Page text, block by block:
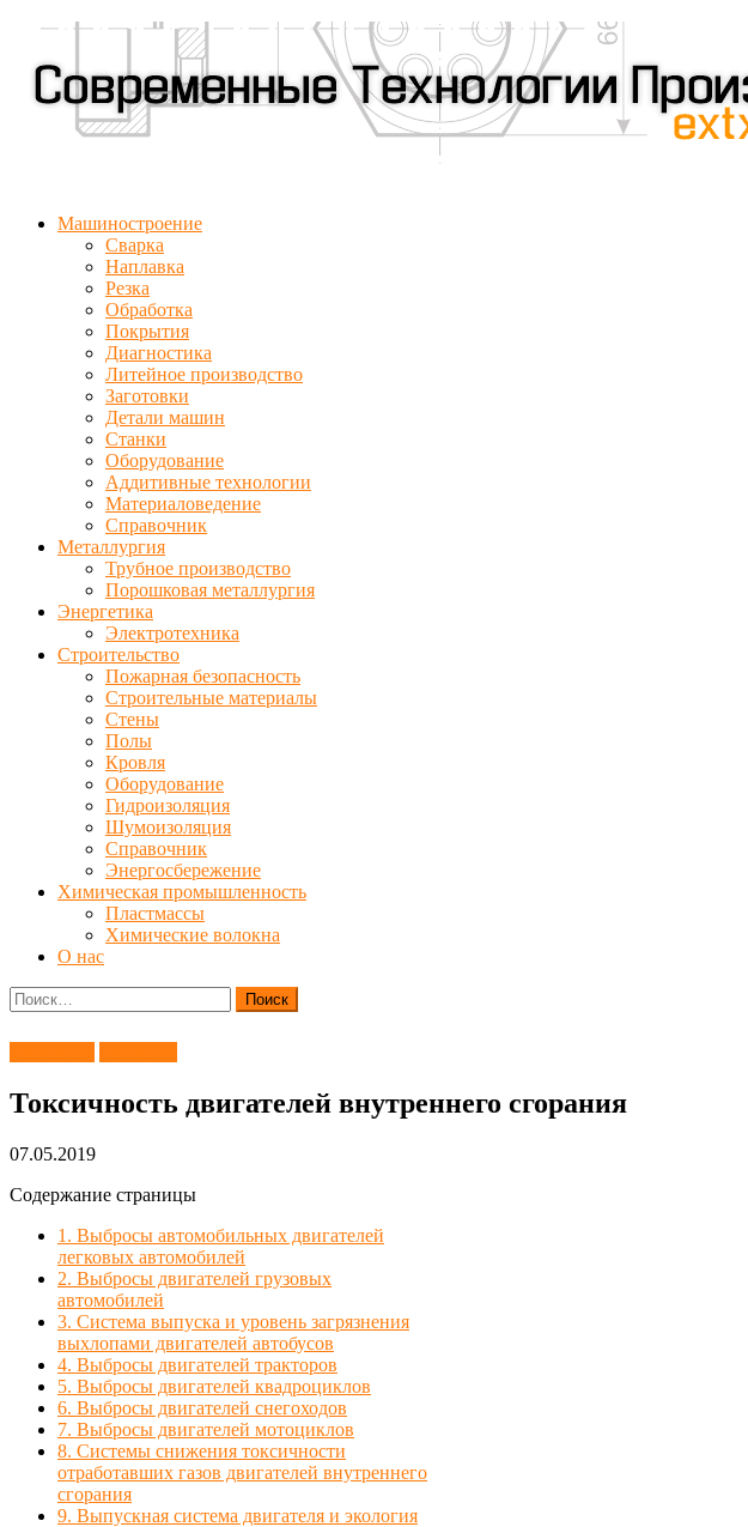
Машиностроение
Сварка
Наплавка
Резка
Обработка
Покрытия
Диагностика
Литейное производство
Заготовки
Детали машин
Станки
Оборудование
Аддитивные технологии
Материаловедение
Справочник
Металлургия
Трубное производство
Порошковая металлургия
Энергетика
Электротехника
Строительство
Пожарная безопасность
Строительные материалы
Стены
Полы
Кровля
Оборудование
Гидроизоляция
Шумоизоляция
Справочник
Энергосбережение
Химическая промышленность
Пластмассы
Химические волокна
О нас
Найти:
Токсичность двигателей внутреннего сгорания
07.05.2019
Содержание страницы
1. Выбросы автомобильных двигателей
легковых автомобилей
2. Выбросы двигателей грузовых
автомобилей
3. Система выпуска и уровень загрязнения
выхлопами двигателей автобусов
4. Выбросы двигателей тракторов
5. Выбросы двигателей квадроциклов
6. Выбросы двигателей снегоходов
7. Выбросы двигателей мотоциклов
8. Системы снижения токсичности
отработавших газов двигателей внутреннего
сгорания
9. Выпускная система двигателя и экология